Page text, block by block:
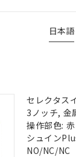
日本語
セレクタス
3ノッチ, 金
操作部色:
シュイン
NO/NC/NC